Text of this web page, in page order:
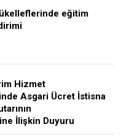
eğitim
Hizmet
Asgari Ücret İstisna
İlişkin Duyuru